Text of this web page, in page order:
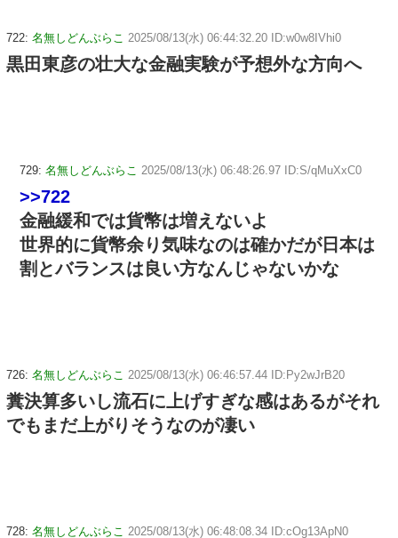
722: 名無しどんぶらこ 2025/08/13(水) 06:44:32.20 ID:w0w8IVhi0
黒田東彦の壮大な金融実験が予想外な方向へ
729: 名無しどんぶらこ 2025/08/13(水) 06:48:26.97 ID:S/qMuXxC0
>>722
金融緩和では貨幣は増えないよ
世界的に貨幣余り気味なのは確かだが日本は
割とバランスは良い方なんじゃないかな
726: 名無しどんぶらこ 2025/08/13(水) 06:46:57.44 ID:Py2wJrB20
糞決算多いし流石に上げすぎな感はあるがそれ
でもまだ上がりそうなのが凄い
728: 名無しどんぶらこ 2025/08/13(水) 06:48:08.34 ID:cOg13ApN0